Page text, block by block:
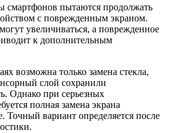
смартфонов пытаются продолжать
с поврежденным экраном.
увеличиваться, а поврежденное
к дополнительным
возможна только замена стекла,
слой сохранили
Однако при серьезных
полная замена экрана
Точный вариант определяется после